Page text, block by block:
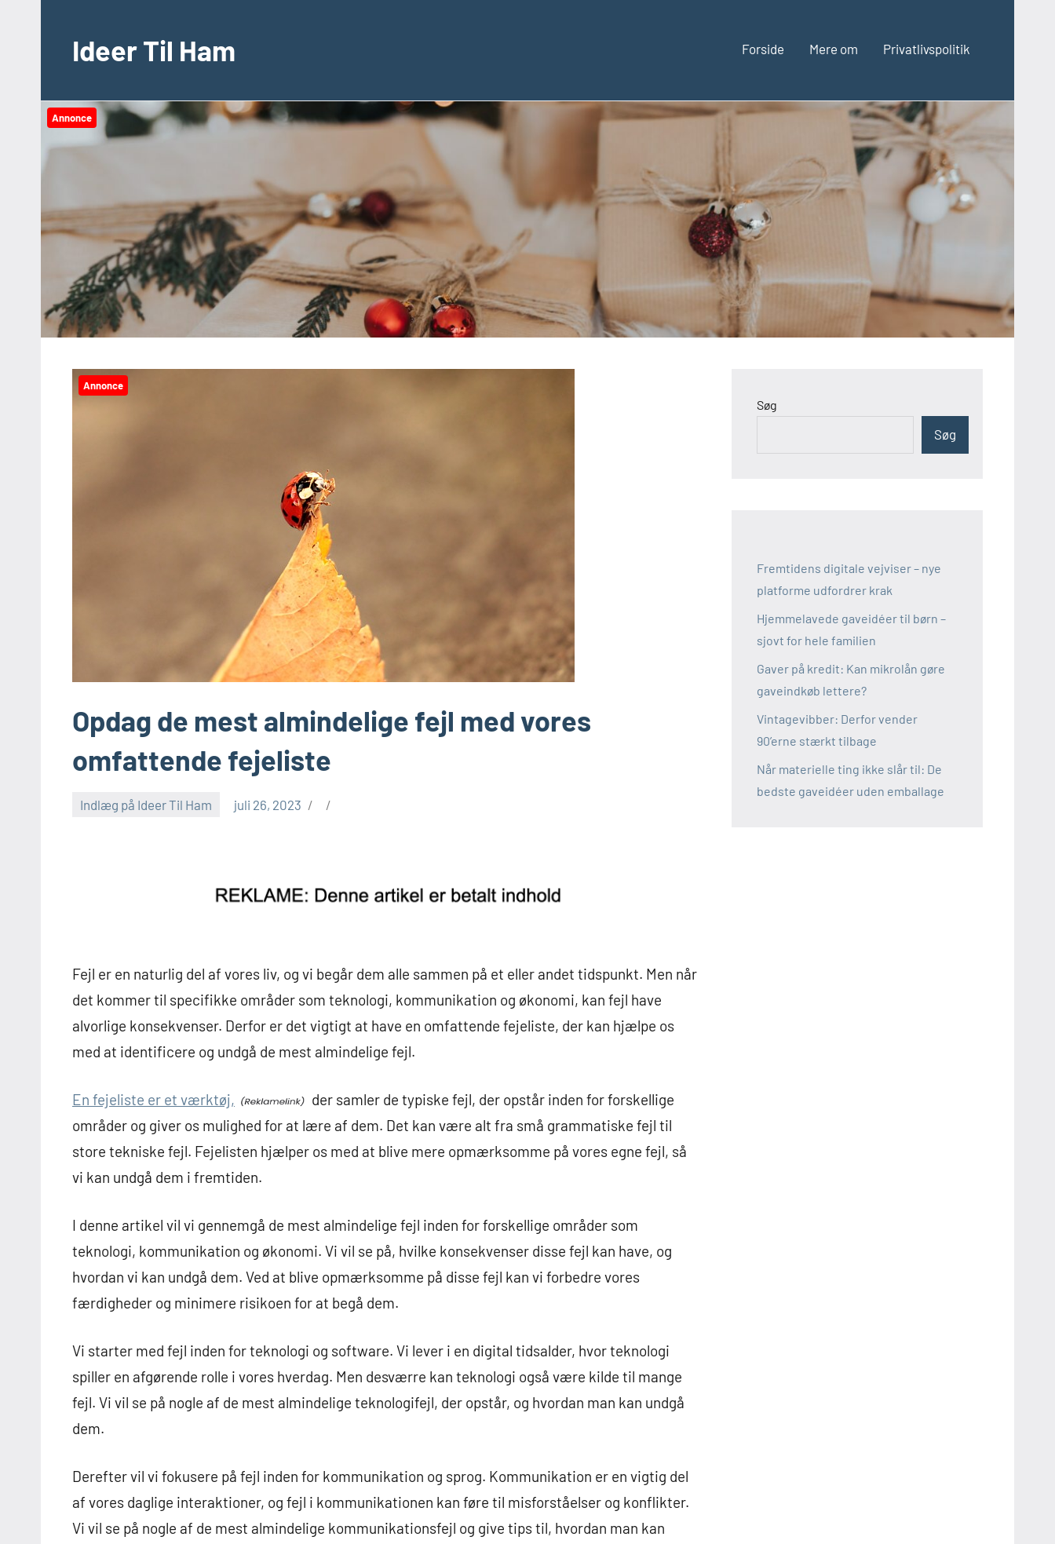
indholdIdeer Til Ham Forside Mere om Privatlivspolitik
Annonce
Annonce
Opdag de mest almindelige fejl med vores
omfattende fejeliste
Indlæg på Ideer Til Ham juli 26, 2023
Fejl er en naturlig del af vores liv, og vi begår dem alle sammen på et eller andet tidspunkt. Men når
det kommer til specifikke områder som teknologi, kommunikation og økonomi, kan fejl have
alvorlige konsekvenser. Derfor er det vigtigt at have en omfattende fejeliste, der kan hjælpe os
med at identificere og undgå de mest almindelige fejl.
En fejeliste er et værktøj,
der samler de typiske fejl, der opstår inden for forskellige
områder og giver os mulighed for at lære af dem. Det kan være alt fra små grammatiske fejl til
store tekniske fejl. Fejelisten hjælper os med at blive mere opmærksomme på vores egne fejl, så
vi kan undgå dem i fremtiden.
I denne artikel vil vi gennemgå de mest almindelige fejl inden for forskellige områder som
teknologi, kommunikation og økonomi. Vi vil se på, hvilke konsekvenser disse fejl kan have, og
hvordan vi kan undgå dem. Ved at blive opmærksomme på disse fejl kan vi forbedre vores
færdigheder og minimere risikoen for at begå dem.
Vi starter med fejl inden for teknologi og software. Vi lever i en digital tidsalder, hvor teknologi
spiller en afgørende rolle i vores hverdag. Men desværre kan teknologi også være kilde til mange
fejl. Vi vil se på nogle af de mest almindelige teknologifejl, der opstår, og hvordan man kan undgå
dem.
Derefter vil vi fokusere på fejl inden for kommunikation og sprog. Kommunikation er en vigtig del
af vores daglige interaktioner, og fejl i kommunikationen kan føre til misforståelser og konflikter.
Vi vil se på nogle af de mest almindelige kommunikationsfejl og give tips til, hvordan man kan
Søg
Søg
Fremtidens digitale vejviser – nye
platforme udfordrer krak
Hjemmelavede gaveidéer til børn –
sjovt for hele familien
Gaver på kredit: Kan mikrolån gøre
gaveindkøb lettere?
Vintagevibber: Derfor vender
90’erne stærkt tilbage
Når materielle ting ikke slår til: De
bedste gaveidéer uden emballage